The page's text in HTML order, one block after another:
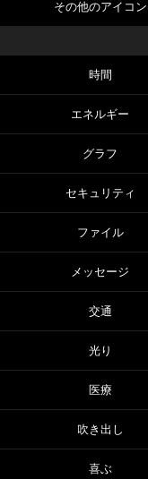
その他のアイコン
時間
エネルギー
グラフ
セキュリティ
ファイル
メッセージ
交通
光り
医療
吹き出し
喜ぶ